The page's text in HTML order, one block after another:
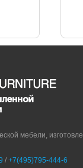
мебели,
/ +7(495)795-444-6